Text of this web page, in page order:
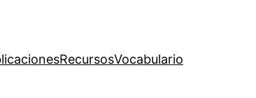
RecursosVocabulario